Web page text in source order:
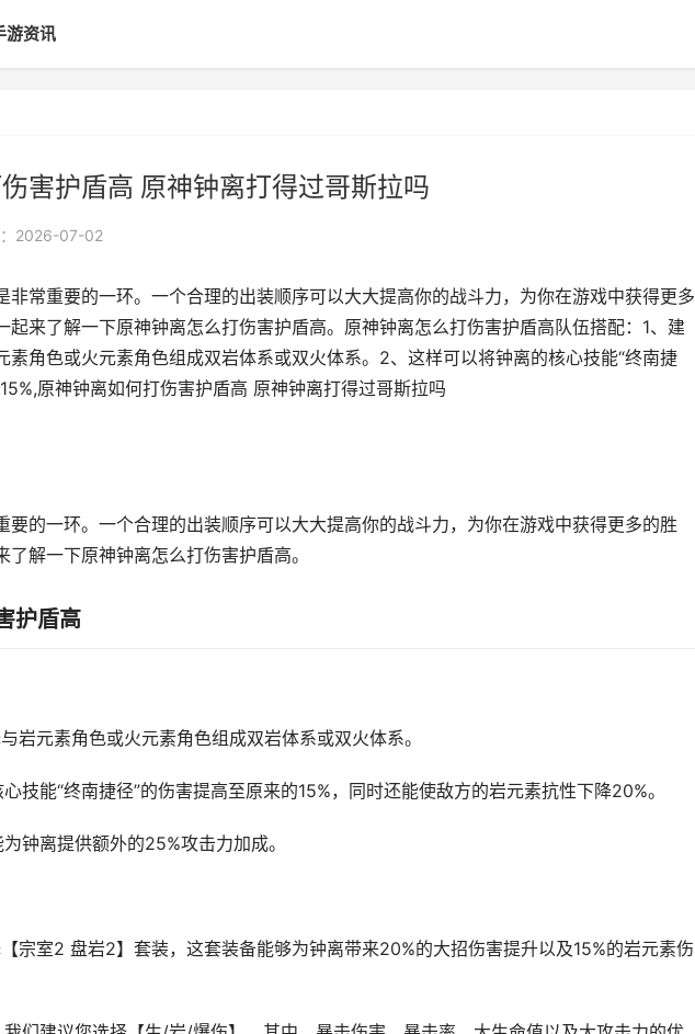
游资讯
害护盾高 原神钟离打得过哥斯拉吗
：2026-07-02
非常重要的一环。一个合理的出装顺序可以大大提高你的战斗力，为你在游戏中获得更多
起来了解一下原神钟离怎么打伤害护盾高。原神钟离怎么打伤害护盾高队伍搭配：1、建
素角色或火元素角色组成双岩体系或双火体系。2、这样可以将钟离的核心技能“终南捷
原神钟离如何打伤害护盾高 原神钟离打得过哥斯拉吗
要的一环。一个合理的出装顺序可以大大提高你的战斗力，为你在游戏中获得更多的胜
解一下原神钟离怎么打伤害护盾高。
护盾高
岩元素角色或火元素角色组成双岩体系或双火体系。
技能“终南捷径”的伤害提高至原来的15%，同时还能使敌方的岩元素抗性下降20%。
钟离提供额外的25%攻击力加成。
宗室2 盘岩2】套装，这套装备能够为钟离带来20%的大招伤害提升以及15%的岩元素伤